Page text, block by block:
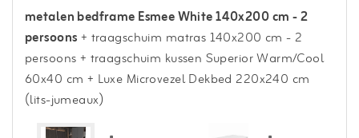
metalen bedframe Esmee White 140x200 cm - 2
persoons+ traagschuim matras 140x200 cm - 2
persoons+ traagschuim kussen Superior Warm/Cool
60x40 cm + Luxe Microvezel Dekbed 220x240 cm
(lits-jumeaux)